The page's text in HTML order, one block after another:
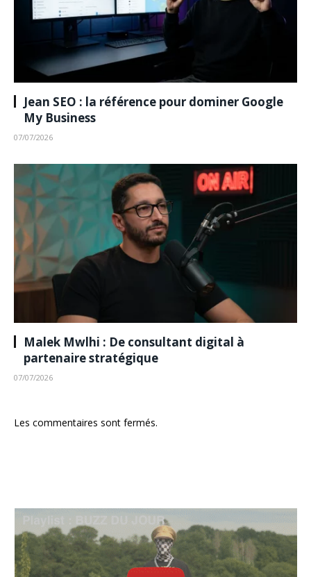
Jean SEO : la référence pour dominer Google
My Business
07/07/2026
Malek Mwlhi : De consultant digital à
partenaire stratégique
07/07/2026
Les commentaires sont fermés.